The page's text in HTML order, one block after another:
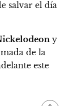
salvar el día
y
de la
este